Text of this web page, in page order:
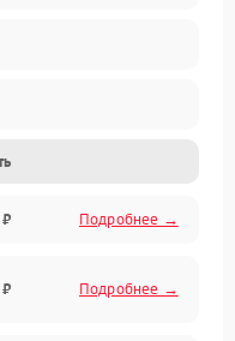
Подробнее →
Подробнее →